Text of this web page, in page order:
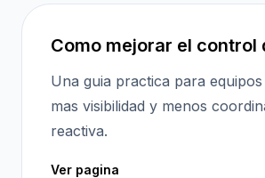
Como mejorar el control
Una guia practica para
mas visibilidad y menos
reactiva.
Ver pagina